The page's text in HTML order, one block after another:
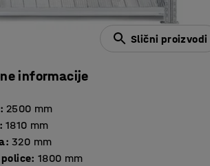
Slični proizvodi
informacije
: 2500 mm
: 1810 mm
: 320 mm
: 1800 mm